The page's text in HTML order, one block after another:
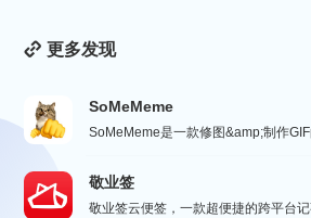
更多发现
SoMeMeme
敬业签